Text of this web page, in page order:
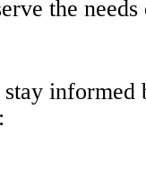
the
stay